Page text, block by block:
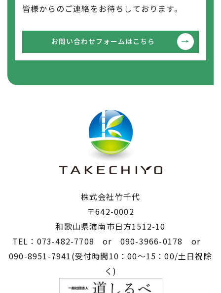
皆様からのご連絡をお待ちしております。
お問い合わせフォームはこちら
株式会社竹千代
〒642-0002
​​​​​​​和歌山県海南市日方1512-10
TEL：073-482-7708 or 090-3966-0178 or
090-8951-7941(受付時間10：00～15：00/土日祝除
く)